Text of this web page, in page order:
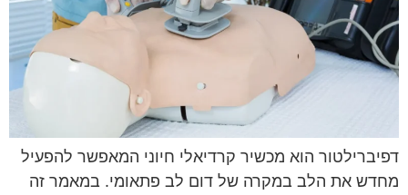
דפיברילטור הוא מכשיר קרדיאלי חיוני המאפשר להפעיל
מחדש את הלב במקרה של דום לב פתאומי. במאמר זה